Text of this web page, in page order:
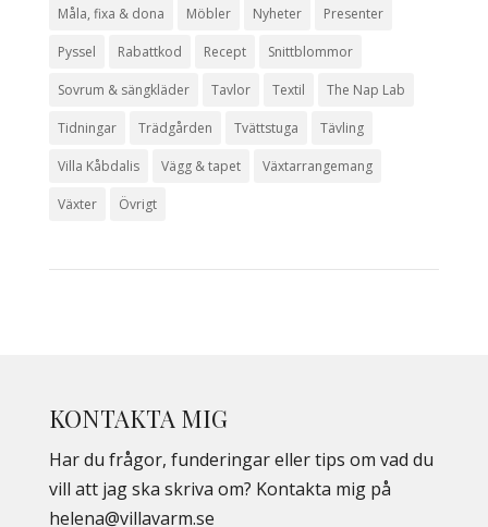
Måla, fixa & dona Möbler Nyheter Presenter
Pyssel Rabattkod Recept Snittblommor
Sovrum & sängkläder Tavlor Textil The Nap Lab
Tidningar Trädgården Tvättstuga Tävling
Villa Kåbdalis Vägg & tapet Växtarrangemang
Växter Övrigt
KONTAKTA MIG
Har du frågor, funderingar eller tips om vad du
vill att jag ska skriva om? Kontakta mig på
helena@villavarm.se